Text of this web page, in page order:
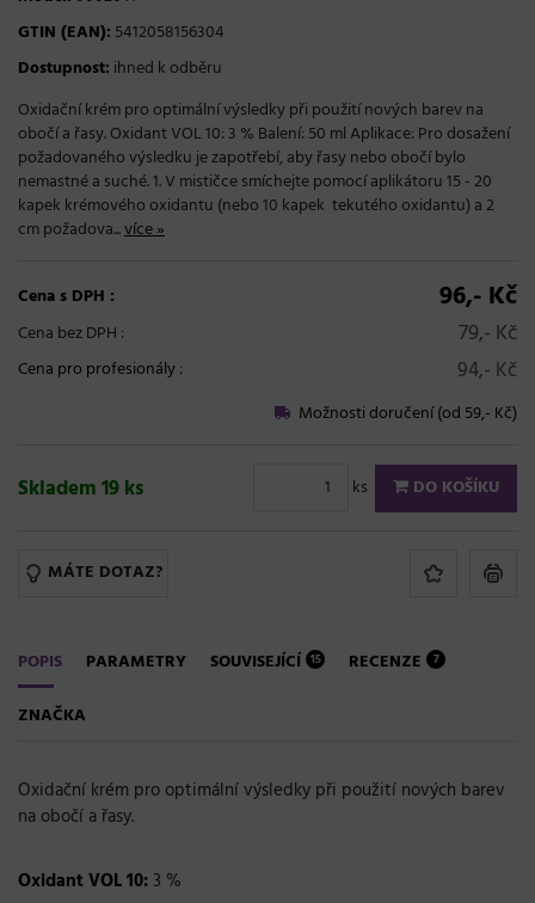
GTIN (EAN): 5412058156304
Dostupnost: ihned k odběru
Oxidační krém pro optimální výsledky při použití nových barev na
obočí a řasy. Oxidant VOL 10: 3 % Balení: 50 ml Aplikace: Pro dosažení
požadovaného výsledku je zapotřebí, aby řasy nebo obočí bylo
nemastné a suché. 1. V mističce smíchejte pomocí aplikátoru 15 - 20
kapek krémového oxidantu (nebo 10 kapek tekutého oxidantu) a 2
cm požadova...více »
Cena s DPH : 96,- Kč
Cena bez DPH : 79,- Kč
Cena pro profesionály: 94,- Kč
Možnosti doručení (od 59,- Kč)
Skladem 19 ks ks DO KOŠÍKU
MÁTE DOTAZ?
POPIS PARAMETRY SOUVISEJÍCÍ 15 RECENZE 7
ZNAČKA
Oxidační krém pro optimální výsledky při použití nových barev
na obočí a řasy.
Oxidant VOL 10: 3 %